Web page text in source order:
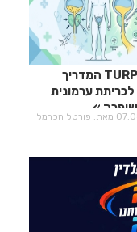
ניתוח TURP המדריך
ערמונית
07.08.2026 מאת: פורטל הכרמל